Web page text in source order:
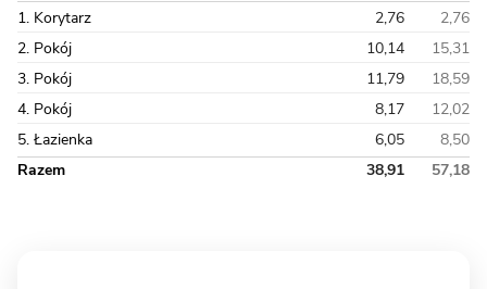
1. Korytarz
2,76
2,76
2. Pokój
10,14
15,31
3. Pokój
11,79
18,59
4. Pokój
8,17
12,02
5. Łazienka
6,05
8,50
Razem
38,91 57,18